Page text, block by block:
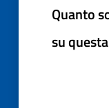
Quanto
su